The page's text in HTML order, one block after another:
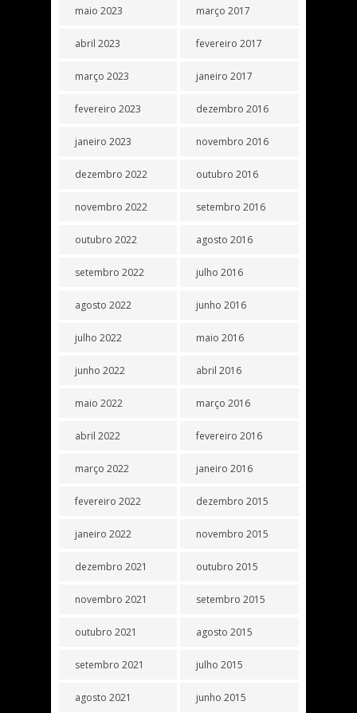
maio 2023
abril 2023
março 2023
fevereiro 2023
janeiro 2023
dezembro 2022
novembro 2022
outubro 2022
setembro 2022
agosto 2022
julho 2022
junho 2022
maio 2022
abril 2022
março 2022
fevereiro 2022
janeiro 2022
dezembro 2021
novembro 2021
outubro 2021
setembro 2021
agosto 2021
março 2017
fevereiro 2017
janeiro 2017
dezembro 2016
novembro 2016
outubro 2016
setembro 2016
agosto 2016
julho 2016
junho 2016
maio 2016
abril 2016
março 2016
fevereiro 2016
janeiro 2016
dezembro 2015
novembro 2015
outubro 2015
setembro 2015
agosto 2015
julho 2015
junho 2015